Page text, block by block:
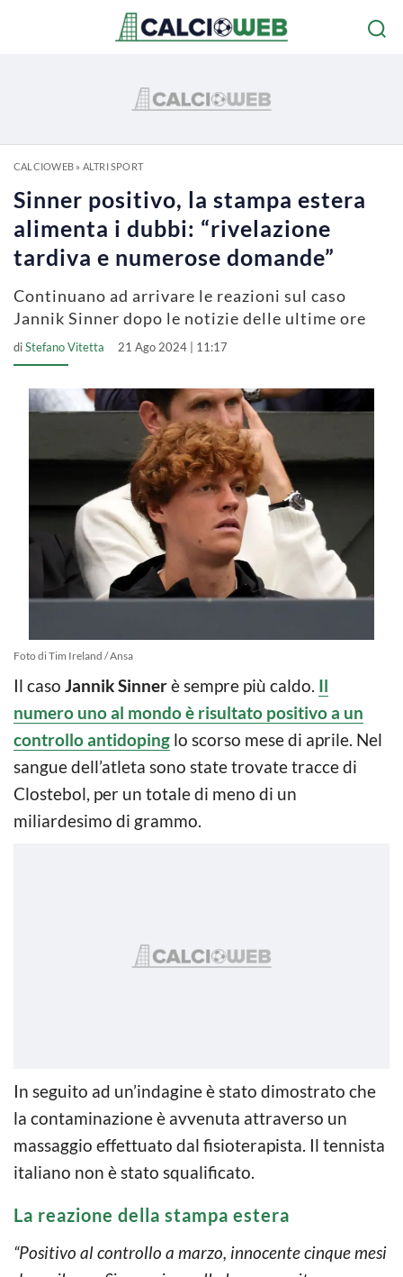
CALCIOWEB» ALTRI SPORT
Sinner positivo, la stampa estera
alimenta i dubbi: “rivelazione
tardiva e numerose domande”
Continuano ad arrivare le reazioni sul caso
Jannik Sinner dopo le notizie delle ultime ore
diStefano Vitetta 21 Ago 2024 | 11:17
Foto di Tim Ireland / Ansa
Il caso Jannik Sinnerè sempre più caldo. Il
numero uno al mondo è risultato positivo a un
controllo antidoping lo scorso mese di aprile. Nel
sangue dell’atleta sono state trovate tracce di
Clostebol, per un totale di meno di un
miliardesimo di grammo.
In seguito ad un’indagine è stato dimostrato che
la contaminazione è avvenuta attraverso un
massaggio effettuato dal fisioterapista. Il tennista
italiano non è stato squalificato.
La reazione della stampa estera
“Positivo al controllo a marzo, innocente cinque mesi